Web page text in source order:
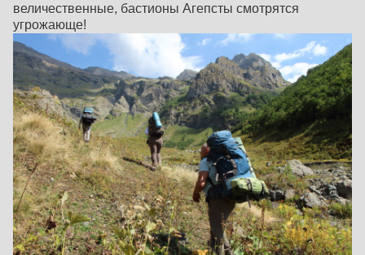
величественные, бастионы Агепсты смотрятся
угрожающе!